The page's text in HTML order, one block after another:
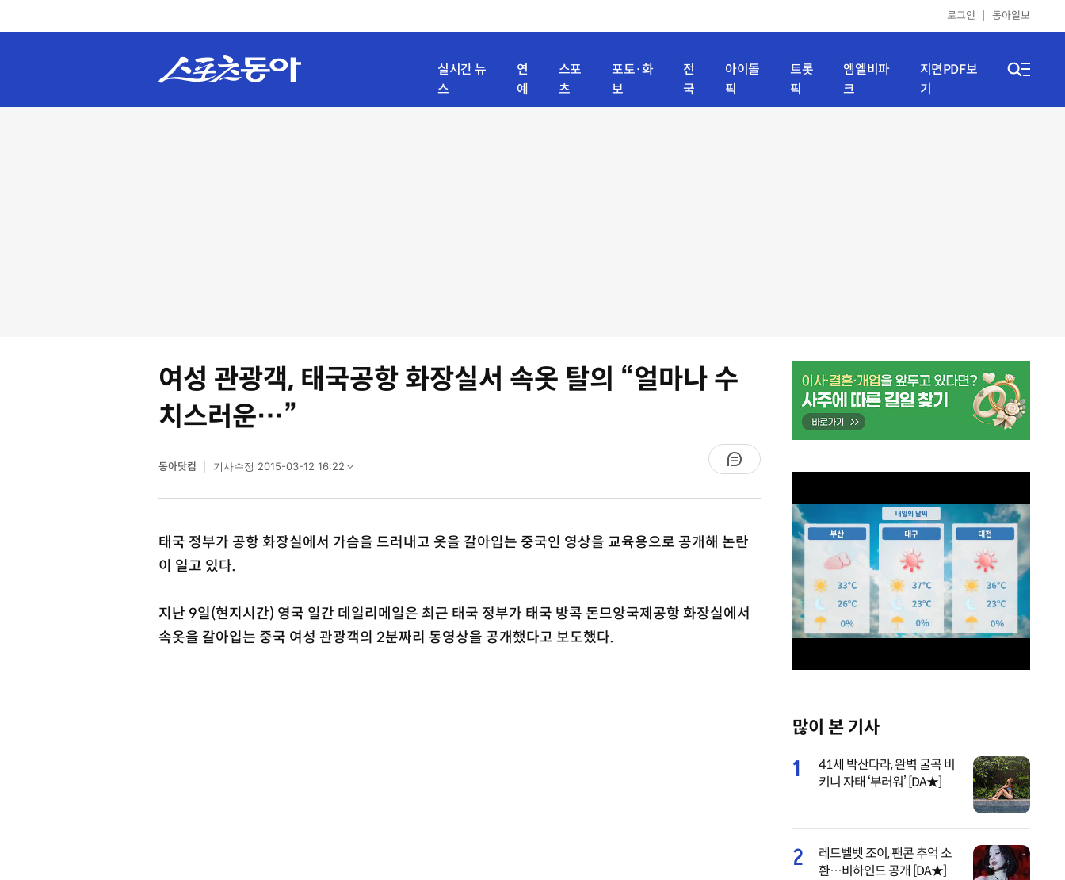
로그인 동아일보
실시간 뉴
스
연
예
스포
츠
포토·화
보
전
국
아이돌
픽
트롯
픽
엠엘비파
크
지면PDF보
기
여성 관광객, 태국공항 화장실서 속옷 탈의 “얼마나 수
치스러운…”
동아닷컴 기사수정 2015-03-12 16:22
태국 정부가 공항 화장실에서 가슴을 드러내고 옷을 갈아입는 중국인 영상을 교육용으로 공개해 논란
이 일고 있다.
지난 9일(현지시간) 영국 일간 데일리메일은 최근 태국 정부가 태국 방콕 돈므앙국제공항 화장실에서
속옷을 갈아입는 중국 여성 관광객의 2분짜리 동영상을 공개했다고 보도했다.
t
e
많이 본 기사
1
41세 박산다라, 완벽 굴곡 비
키니 자태 ‘부러워’ [DA★]
2
레드벨벳 조이, 팬콘 추억 소
환…비하인드 공개 [DA★]